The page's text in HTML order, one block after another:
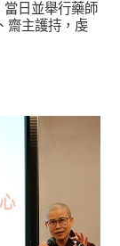
當日並舉行藥師
齋主護持，虔